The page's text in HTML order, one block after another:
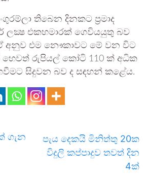
තිබෙන දිනකට ප්‍රමාද
ලක්‍ෂ එකහමාරක් ගෙවියයුතු බව
අනුව එම නෞකාවට මේ වන විට
හෙවත් රුපියල් කෝටි 110 ක් අධික
සිදුවන බව ද සඳහන් කළේය.
ගැන
පැය දෙකයි මිනිත්තු 20ක
විදුලි කප්පාදුව තවත් දින
4ක්